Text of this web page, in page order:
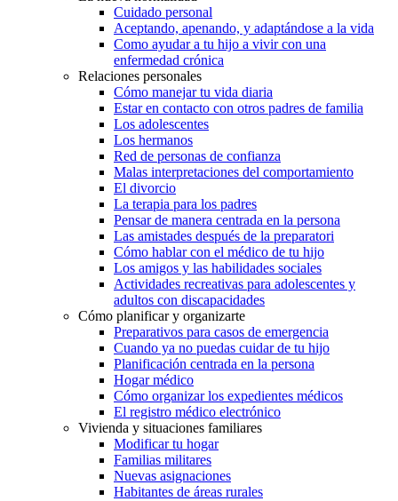
Cuidado personal
Aceptando, apenando, y adaptándose a la vida
Como ayudar a tu hijo a vivir con una
enfermedad crónica
Relaciones personales
Cómo manejar tu vida diaria
Estar en contacto con otros padres de familia
Los adolescentes
Los hermanos
Red de personas de confianza
Malas interpretaciones del comportamiento
El divorcio
La terapia para los padres
Pensar de manera centrada en la persona
Las amistades después de la preparatori
Cómo hablar con el médico de tu hijo
Los amigos y las habilidades sociales
Actividades recreativas para adolescentes y
adultos con discapacidades
Cómo planificar y organizarte
Preparativos para casos de emergencia
Cuando ya no puedas cuidar de tu hijo
Planificación centrada en la persona
Hogar médico
Cómo organizar los expedientes médicos
El registro médico electrónico
Vivienda y situaciones familiares
Modificar tu hogar
Familias militares
Nuevas asignaciones
Habitantes de áreas rurales